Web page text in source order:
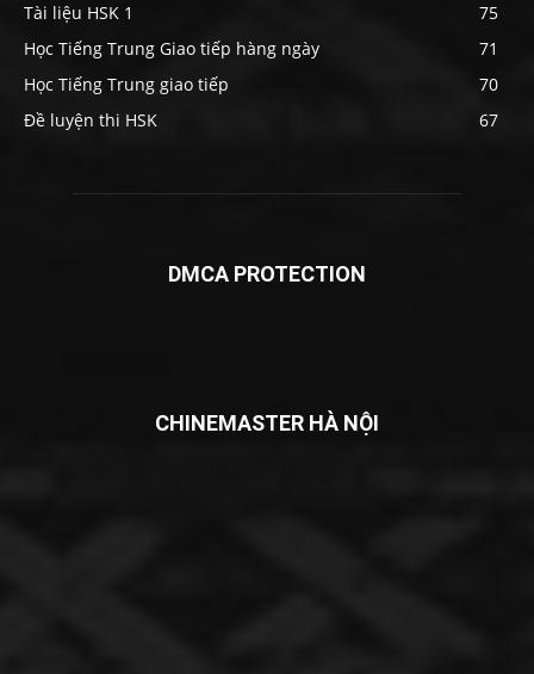
Tài liệu HSK 1
75
Học Tiếng Trung Giao tiếp hàng ngày
71
Học Tiếng Trung giao tiếp
70
Đề luyện thi HSK
67
DMCA PROTECTION
CHINEMASTER HÀ NỘI